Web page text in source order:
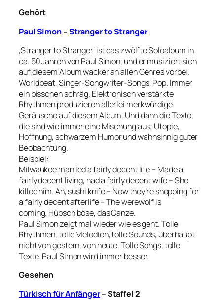
Gehört
Paul Simon–Stranger to Stranger
‚Stranger to Stranger‘ ist das zwölfte Soloalbum in
ca. 50 Jahren von Paul Simon, und er musiziert sich
auf diesem Album wacker an allen Genres vorbei.
Worldbeat, Singer-Songwriter-Songs, Pop. Immer
ein bisschen schräg. Elektronisch verstärkte
Rhythmen produzieren allerlei merkwürdige
Geräusche auf diesem Album. Und dann die Texte,
die sind wie immer eine Mischung aus: Utopie,
Hoffnung, schwarzem Humor und wahnsinnig guter
Beobachtung.
Beispiel:
Milwaukee man led a fairly decent life – Made a
fairly decent living, had a fairly decent wife – She
killed him. Ah, sushi knife – Now they’re shopping for
a fairly decent afterlife – The werewolf is
coming. Hübsch böse, das Ganze.
Paul Simon zeigt mal wieder wie es geht. Tolle
Rhythmen, tolle Melodien, tolle Sounds, überhaupt
nicht von gestern, von heute. Tolle Songs, tolle
Texte. Paul Simon wird immer besser.
Gesehen
Türkisch für Anfänger– Staffel 2